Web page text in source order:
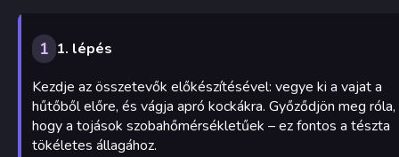
1 1. lépés
Kezdje az összetevők előkészítésével: vegye ki a vajat a
hűtőből előre, és vágja apró kockákra. Győződjön meg róla,
hogy a tojások szobahőmérsékletűek – ez fontos a tészta
tökéletes állagához.